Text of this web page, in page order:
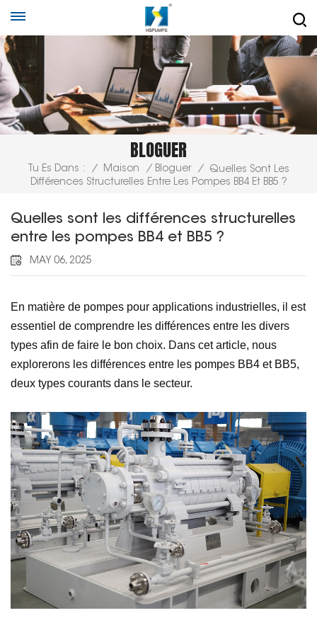
BLOGUER
Tu Es Dans : / Maison / Bloguer /
Quelles Sont Les
Différences Structurelles Entre Les Pompes BB4 Et BB5 ?
Quelles sont les différences structurelles
entre les pompes BB4 et BB5 ?
MAY 06, 2025
En matière de pompes pour applications industrielles, il est
essentiel de comprendre les différences entre les divers
types afin de faire le bon choix. Dans cet article, nous
explorerons les différences entre les pompes BB4 et BB5,
deux types courants dans le secteur.